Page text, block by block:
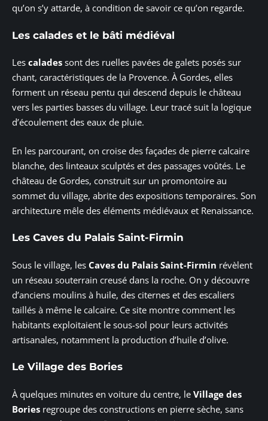
qu’on s’y attarde, à condition de savoir ce qu’on regarde.
Les calades et le bâti médiéval
Les calades sont des ruelles pavées de galets posés sur
chant, caractéristiques de la Provence. À Gordes, elles
forment un réseau pentu qui descend depuis le château
vers les parties basses du village. Leur tracé suit la logique
d’écoulement des eaux de pluie.
En les parcourant, on croise des façades de pierre calcaire
blanche, des linteaux sculptés et des passages voûtés. Le
château de Gordes, construit sur un promontoire au
sommet du village, abrite des expositions temporaires. Son
architecture mêle des éléments médiévaux et Renaissance.
Les Caves du Palais Saint-Firmin
Sous le village, les Caves du Palais Saint-Firmin révèlent
un réseau souterrain creusé dans la roche. On y découvre
d’anciens moulins à huile, des citernes et des escaliers
taillés à même le calcaire. Ce site montre comment les
habitants exploitaient le sous-sol pour leurs activités
artisanales, notamment la production d’huile d’olive.
Le Village des Bories
À quelques minutes en voiture du centre, le Village des
Bories regroupe des constructions en pierre sèche, sans